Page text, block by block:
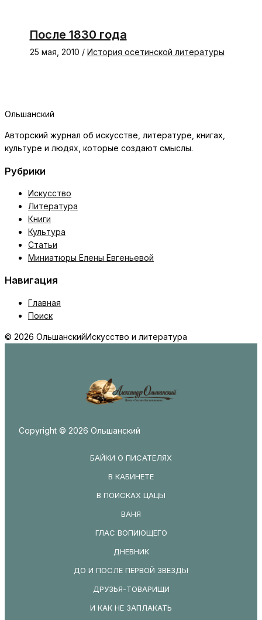
После 1830 года
25 мая, 2010 / История осетинской литературы
Ольшанский
Авторский журнал об искусстве, литературе, книгах,
культуре и людях, которые создают смыслы.
Рубрики
Искусство
Литература
Книги
Культура
Статьи
Миниатюры Елены Евгеньевой
Навигация
Главная
Поиск
© 2026 ОльшанскийИскусство и литература
Copyright © 2026 Ольшанский
БАЙКИ О ПИСАТЕЛЯХ
В КАБИНЕТЕ
В ПОИСКАХ ЦАЦЫ
ВАНЯ
ГЛАС ВОПИЮЩЕГО
ДНЕВНИК
ДО И ПОСЛЕ ПЕРВОЙ ЗВЕЗДЫ
ДРУЗЬЯ-ТОВАРИЩИ
И КАК НЕ ЗАПЛАКАТЬ